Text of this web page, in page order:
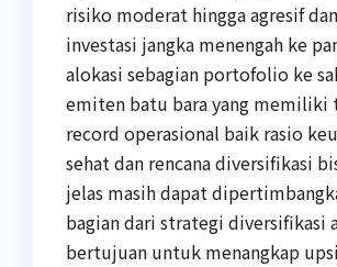
risiko moderat hingga agresif
investasi jangka menengah ke
alokasi sebagian portofolio ke
emiten batu bara yang memiliki
record operasional baik rasio
sehat dan rencana diversifikasi
jelas masih dapat
bagian dari strategi diversifikasi
bertujuan untuk menangkap